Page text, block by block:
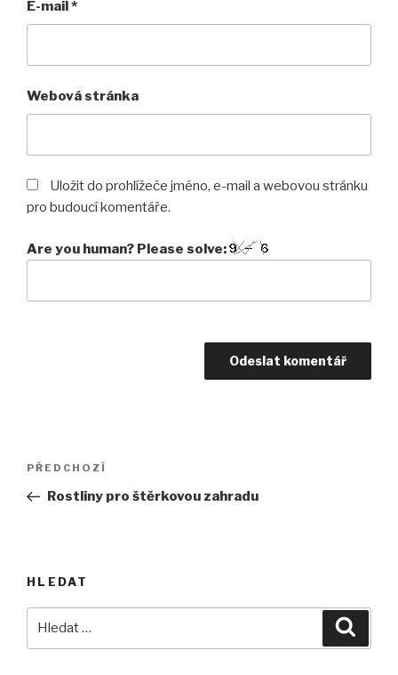
E-mail*
Webová stránka
Uložit do prohlížeče jméno, e-mail a webovou stránku
pro budoucí komentáře.
Are you human? Please solve:
Navigace
příspěvek
Předchozí
příspěvek
PŘEDCHOZÍ
Rostliny pro štěrkovou zahradu
HLEDAT